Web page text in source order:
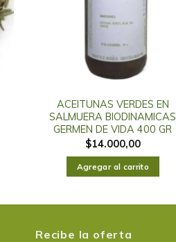
ACEITUNAS VERDES EN
SALMUERA BIODINAMICAS
GERMEN DE VIDA 400 GR
$14.000,00
Agregar al carrito
Recibe la oferta